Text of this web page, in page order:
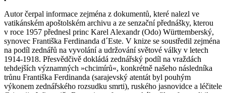
Autor čerpal informace zejména z dokumentů, které nalezl ve
vatikánském apoštolském archivu a ze senzační přednášky, kterou
v roce 1957 přednesl princ Karel Alexandr (Odo) Württemberský,
synovec Františka Ferdinanda d´Este. V knize se soustředil zejména
na podíl zednářů na vyvolání a udržování světové války v letech
1914-1918. Přesvědčivě dokládá zednářský podíl na vraždách
tehdejších významných »chcimírů«, konkrétně našeho následníka
trůnu Františka Ferdinanda (sarajevský atentát byl pouhým
výkonem zednářského rozsudku smrti), ruského jasnovidce a léčitele